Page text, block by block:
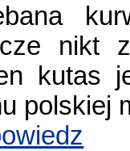
nikt
kutas
polskiej